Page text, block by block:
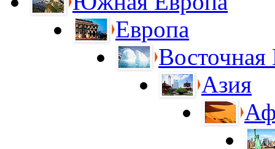
Европа
Восточная
Азия